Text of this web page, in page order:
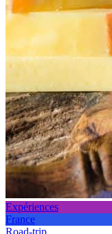
Expériences
France
Road-trip